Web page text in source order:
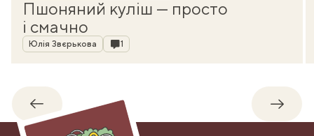
Пшоняний куліш — просто
і смачно
Автор
Юлія Звєрькова Коментарі
1
Назад